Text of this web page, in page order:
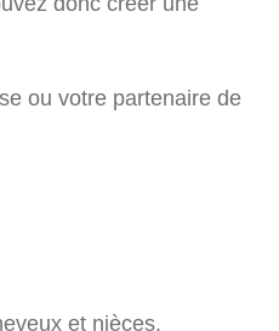
ou votre partenaire de
et nièces.